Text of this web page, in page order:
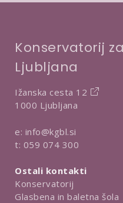
Konservatorij
Ljubljana
Ižanska cesta 12
1000 Ljubljana
e: info@kgbl.si
t: 059 074 300
Ostali kontakti
Konservatorij
Glasbena in baletna šola